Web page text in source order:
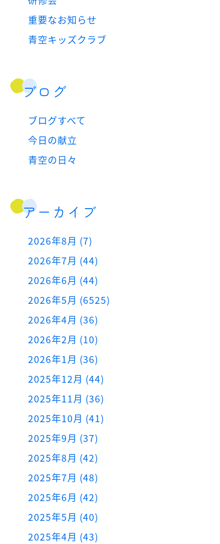
重要なお知らせ
青空キッズクラブ
ブログ
ブログすべて
今日の献立
青空の日々
アーカイブ
2026年8月 (7)
2026年7月 (44)
2026年6月 (44)
2026年5月 (6525)
2026年4月 (36)
2026年2月 (10)
2026年1月 (36)
2025年12月 (44)
2025年11月 (36)
2025年10月 (41)
2025年9月 (37)
2025年8月 (42)
2025年7月 (48)
2025年6月 (42)
2025年5月 (40)
2025年4月 (43)